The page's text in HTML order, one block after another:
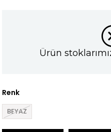
Ürün
Renk
BEYAZ